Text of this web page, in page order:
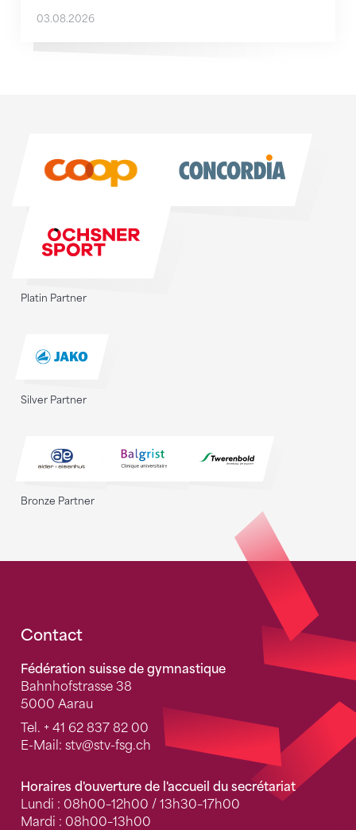
03.08.2026
Platin Partner
Silver Partner
Bronze Partner
Fusszeile
Contact
Fédération suisse de gymnastique
Bahnhofstrasse 38
5000 Aarau
Tel. + 41 62 837 82 00
E-Mail: stv@stv-fsg.ch
Horaires d'ouverture de l'accueil du secrétariat
Lundi : 08h00–12h00 / 13h30–17h00
Mardi : 08h00–13h00